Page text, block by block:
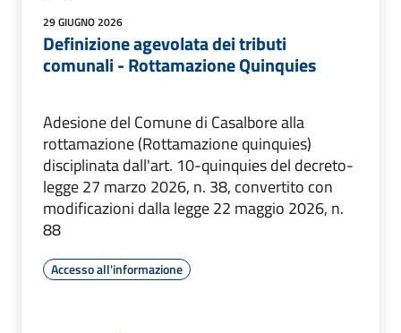
29 GIUGNO 2026
Definizione agevolata dei tributi
comunali - Rottamazione Quinquies
Adesione del Comune di Casalbore alla
rottamazione (Rottamazione quinquies)
disciplinata dall'art. 10-quinquies del decreto-
legge 27 marzo 2026, n. 38, convertito con
modificazioni dalla legge 22 maggio 2026, n.
88
Accesso all'informazione